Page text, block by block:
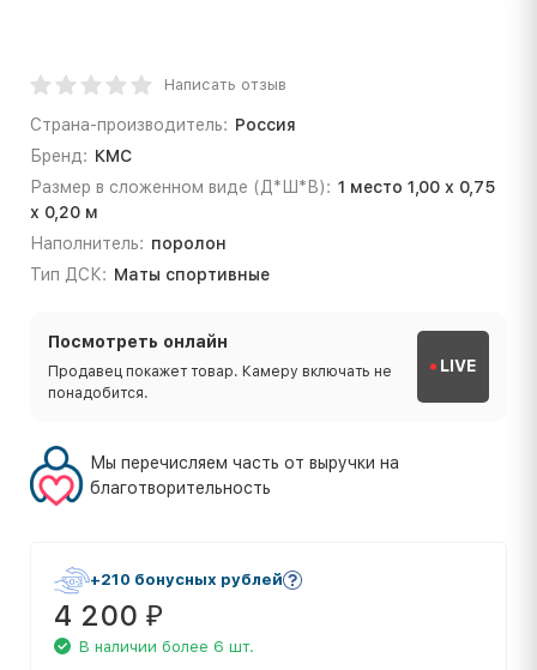
Написать отзыв
Страна-производитель: Россия
Бренд: КМС
Размер в сложенном виде (Д*Ш*В): 1 место 1,00 х 0,75
х 0,20 м
Наполнитель: поролон
Тип ДСК: Маты спортивные
Посмотреть онлайн
Продавец покажет товар. Камеру включать не
понадобится.
LIVE
Мы перечисляем часть от выручки на
благотворительность
+210 бонусных рублей
4 200 ₽
В наличии более 6 шт.